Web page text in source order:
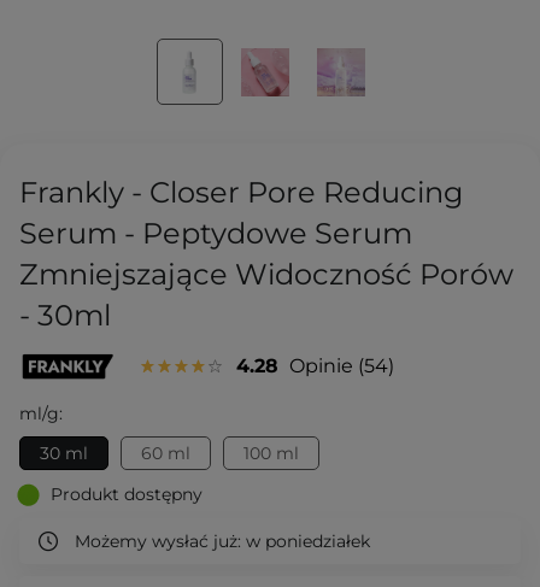
Frankly - Closer Pore Reducing
Serum - Peptydowe Serum
Zmniejszające Widoczność Porów
- 30ml
4.28 Opinie 54
ml/g:
30 ml
60 ml
100 ml
Produkt dostępny
Możemy wysłać już: w poniedziałek